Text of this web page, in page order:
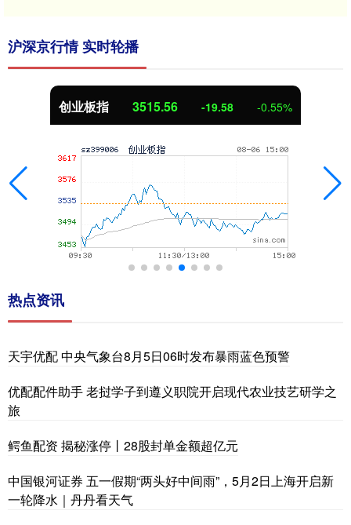
沪深京行情 实时轮播
创业板指 3515.56 -19.58 -0.55%
热点资讯
天宇优配 中央气象台8月5日06时发布暴雨蓝色预警
优配配件助手 老挝学子到遵义职院开启现代农业技艺研学之
旅
鳄鱼配资 揭秘涨停丨28股封单金额超亿元
中国银河证券 五一假期“两头好中间雨”，5月2日上海开启新
一轮降水｜丹丹看天气